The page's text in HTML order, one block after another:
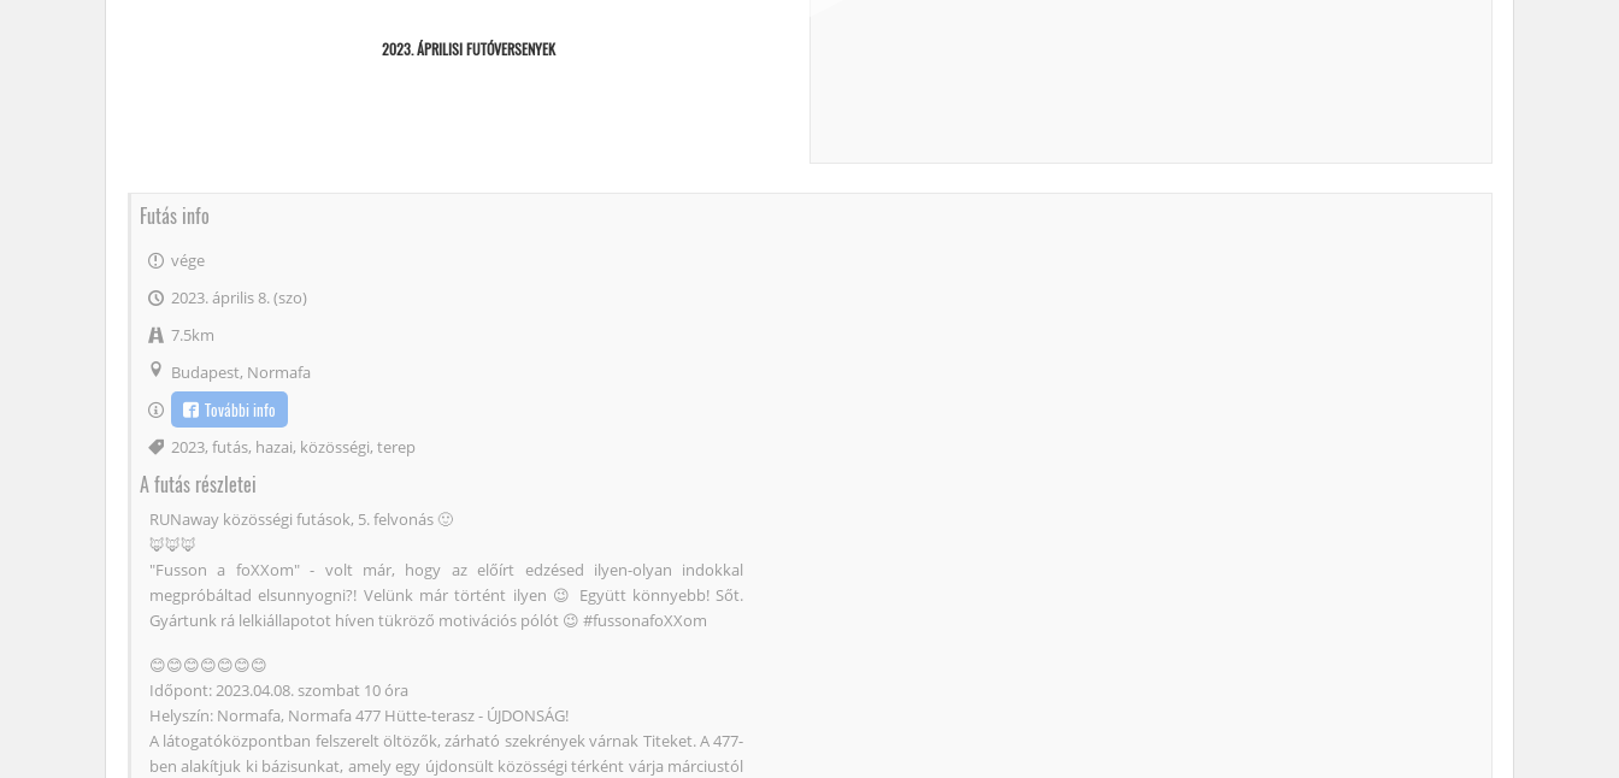
2023. ÁPRILISI FUTÓVERSENYEK
Futás info
vége
2023. április 8. (szo)
7.5km
Budapest, Normafa
További info
Címke
2023, futás, hazai, közösségi, terep
A futás részletei
RUNaway közösségi futások, 5. felvonás 🙂
🦊🦊🦊
"Fusson a foXXom" - volt már, hogy az előírt edzésed ilyen-olyan indokkal
megpróbáltad elsunnyogni?! Velünk már történt ilyen 😉 Együtt könnyebb! Sőt.
Gyártunk rá lelkiállapotot híven tükröző motivációs pólót 😉 #fussonafoXXom
😊😊😊😊😊😊😊
Időpont: 2023.04.08. szombat 10 óra
Helyszín: Normafa, Normafa 477 Hütte-terasz - ÚJDONSÁG!
A látogatóközpontban felszerelt öltözők, zárható szekrények várnak Titeket. A 477-
ben alakítjuk ki bázisunkat, amely egy újdonsült közösségi térként várja márciustól